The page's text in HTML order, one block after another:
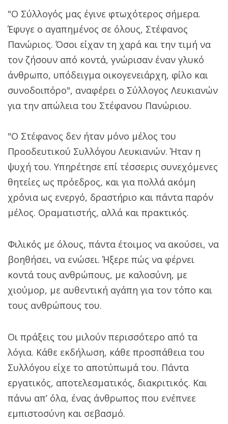
"Ο Σύλλογός μας έγινε φτωχότερος σήμερα.
Έφυγε ο αγαπημένος σε όλους, Στέφανος
Πανώριος. Όσοι είχαν τη χαρά και την τιμή να
τον ζήσουν από κοντά, γνώρισαν έναν γλυκό
άνθρωπο, υπόδειγμα οικογενειάρχη, φίλο και
συνοδοιπόρο", αναφέρει ο Σύλλογος Λευκιανών
για την απώλεια του Στέφανου Πανώριου.
"Ο Στέφανος δεν ήταν μόνο μέλος του
Προοδευτικού Συλλόγου Λευκιανών. Ήταν η
ψυχή του. Υπηρέτησε επί τέσσερις συνεχόμενες
θητείες ως πρόεδρος, και για πολλά ακόμη
χρόνια ως ενεργό, δραστήριο και πάντα παρόν
μέλος. Οραματιστής, αλλά και πρακτικός.
Φιλικός με όλους, πάντα έτοιμος να ακούσει, να
βοηθήσει, να ενώσει. Ήξερε πώς να φέρνει
κοντά τους ανθρώπους, με καλοσύνη, με
χιούμορ, με αυθεντική αγάπη για τον τόπο και
τους ανθρώπους του.
Οι πράξεις του μιλούν περισσότερο από τα
λόγια. Κάθε εκδήλωση, κάθε προσπάθεια του
Συλλόγου είχε το αποτύπωμά του. Πάντα
εργατικός, αποτελεσματικός, διακριτικός. Και
πάνω απ’ όλα, ένας άνθρωπος που ενέπνεε
εμπιστοσύνη και σεβασμό.